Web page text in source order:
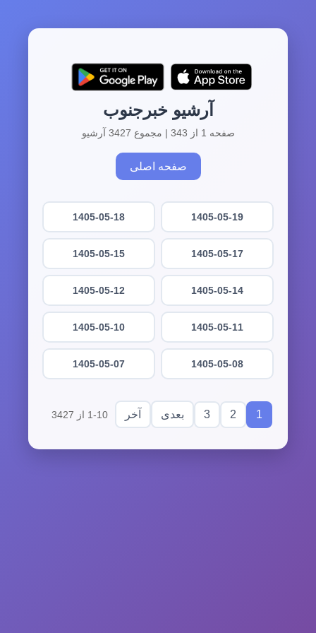
آرشیو خبرجنوب
صفحه 1 از 343 | مجموع 3427 آرشیو
صفحه اصلی
1405-05-19
1405-05-18
1405-05-17
1405-05-15
1405-05-14
1405-05-12
1405-05-11
1405-05-10
1405-05-08
1405-05-07
1
2
3 بعدی آخر 1-10 از 3427